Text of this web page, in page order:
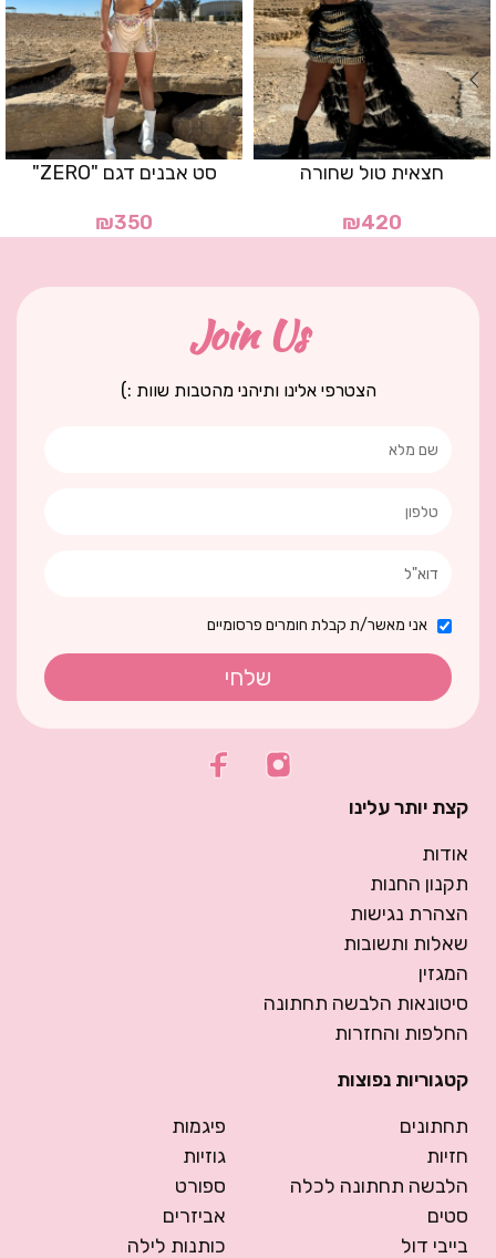
חצאית טול שחורה
₪420
סט אבנים דגם "ZERO"
₪350
Join Us
הצטרפי אלינו ותיהני מהטבות שוות :)
אני מאשר/ת קבלת חומרים פרסומיים
שלחי
קצת יותר עלינו
אודות
תקנון החנות
הצהרת נגישות
שאלות ותשובות
המגזין
סיטונאות הלבשה תחתונה
החלפות והחזרות
קטגוריות נפוצות
תחתונים
חזיות
הלבשה תחתונה לכלה
סטים
בייבי דול
פיגמות
גוזיות
ספורט
אביזרים
כותנות לילה